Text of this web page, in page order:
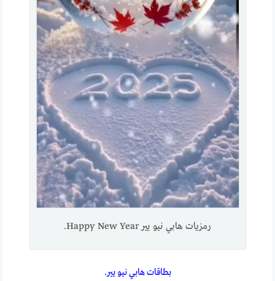
رمزيات هابي نيو يير Happy New Year.
بطاقات هابي نيو يير.